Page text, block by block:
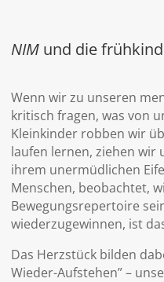
NIM und die
Wenn wir zu unseren
kritisch fragen, was von
Kleinkinder robben wir
laufen lernen, ziehen wir
ihrem unermüdlichen
Menschen, beobachtet,
Bewegungsrepertoire
wiederzugewinnen, ist
Das Herzstück bilden
Wieder-Aufstehen” –